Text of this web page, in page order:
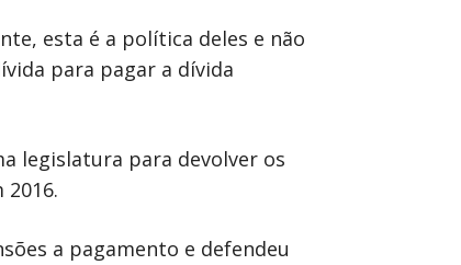
esta é a política deles e não
para pagar a dívida
legislatura para devolver os
a pagamento e defendeu